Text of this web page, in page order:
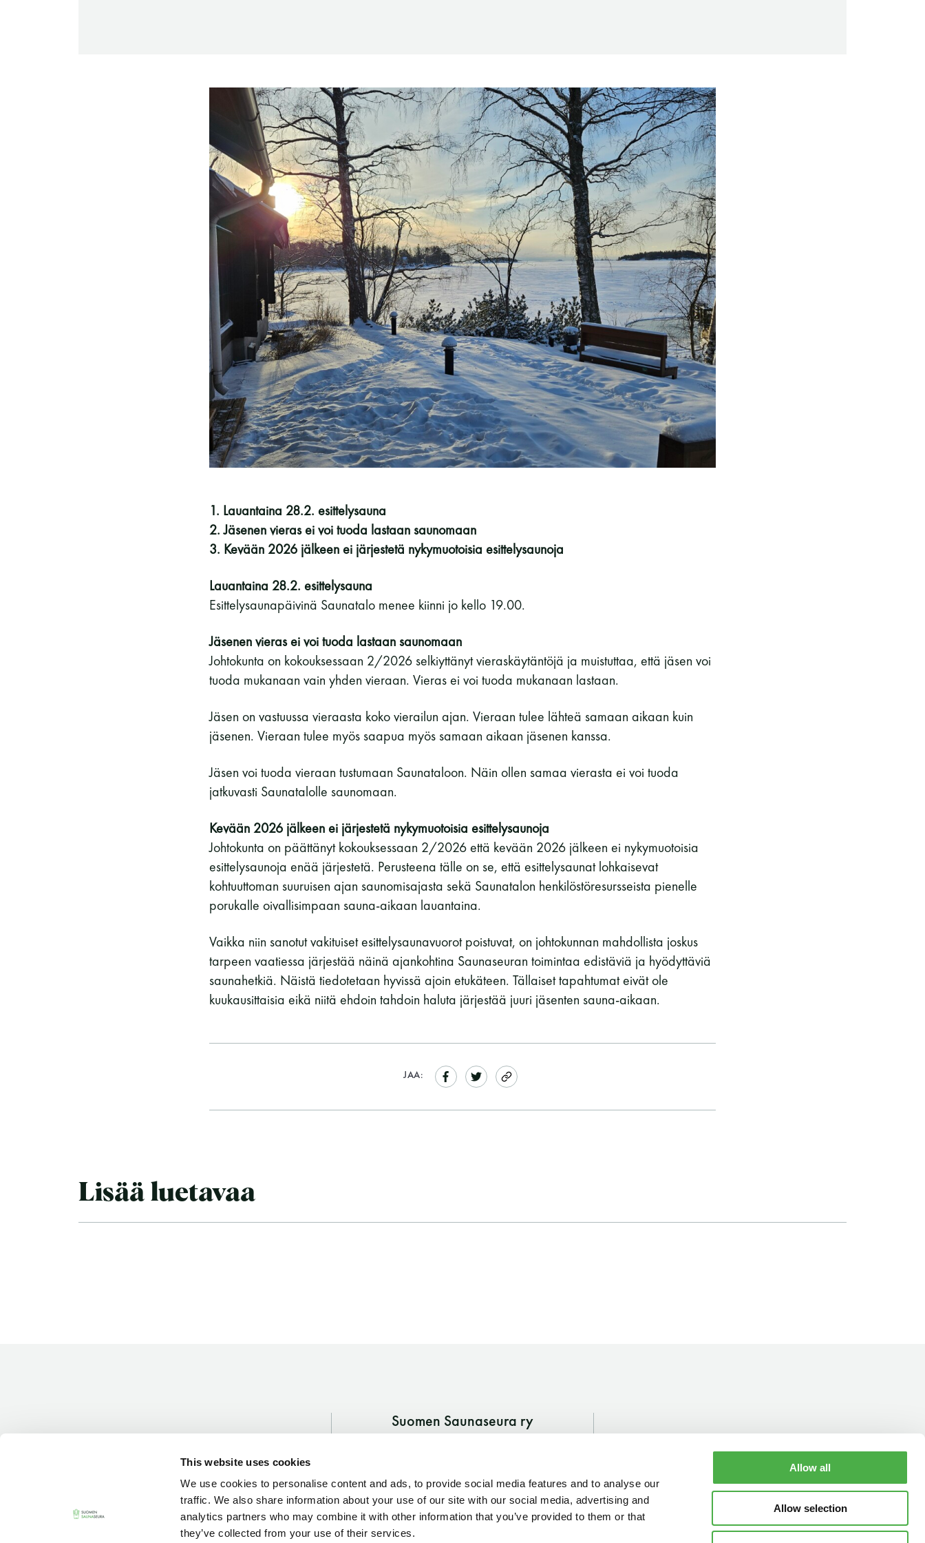
This website uses cookies
We use cookies to personalise content and ads, to provide social media features and to analyse our
traffic. We also share information about your use of our site with our social media, advertising and
analytics partners who may combine it with other information that you’ve provided to them or that
they’ve collected from your use of their services.
Allow all
Allow selection
on jaettu lauantai
Hinnasto
12 €
Vieras jäsenen seurassa
25 €
6 €
ilmainen
120€
275€ / 115€
695€ / 275€
Suomen Saunaseura ry
Vaskiniementie 10, 00200 Helsinki
Kahvio/kassa 050 372 4167
(saunojen aukioloaikana)
Y-tunnus: 0116872-9
Tietosuojaseloste
Saunaseuran tarkoitus
Suomen Saunaseura vaalii perinteisiä,
kohteliaita saunomistapoja, joiden
perustana on toisten saunarauhan
kunnioittaminen. Seura vaalii
saunakulttuuria ja pyrkii kehittämään
suomalaista saunaa ja edistämään sitä
koskevaa tutkimusta.
1. Lauantaina 28.2. esittelysauna
2. Jäsenen vieras ei voi tuoda lastaan saunomaan
3. Kevään 2026 jälkeen ei järjestetä nykymuotoisia esittelysaunoja
Lauantaina 28.2. esittelysauna
Esittelysaunapäivinä Saunatalo menee kiinni jo kello 19.00.
Jäsenen vieras ei voi tuoda lastaan saunomaan
Johtokunta on kokouksessaan 2/2026 selkiyttänyt vieraskäytäntöjä ja muistuttaa, että jäsen voi
tuoda mukanaan vain yhden vieraan. Vieras ei voi tuoda mukanaan lastaan.
Jäsen on vastuussa vieraasta koko vierailun ajan. Vieraan tulee lähteä samaan aikaan kuin
jäsenen. Vieraan tulee myös saapua myös samaan aikaan jäsenen kanssa.
Jäsen voi tuoda vieraan tustumaan Saunataloon. Näin ollen samaa vierasta ei voi tuoda
jatkuvasti Saunatalolle saunomaan.
Kevään 2026 jälkeen ei järjestetä nykymuotoisia esittelysaunoja
Johtokunta on päättänyt kokouksessaan 2/2026 että kevään 2026 jälkeen ei nykymuotoisia
esittelysaunoja enää järjestetä. Perusteena tälle on se, että esittelysaunat lohkaisevat
kohtuuttoman suuruisen ajan saunomisajasta sekä Saunatalon henkilöstöresursseista pienelle
porukalle oivallisimpaan sauna-aikaan lauantaina.
Vaikka niin sanotut vakituiset esittelysaunavuorot poistuvat, on johtokunnan mahdollista joskus
tarpeen vaatiessa järjestää näinä ajankohtina Saunaseuran toimintaa edistäviä ja hyödyttäviä
saunahetkiä. Näistä tiedotetaan hyvissä ajoin etukäteen. Tällaiset tapahtumat eivät ole
kuukausittaisia eikä niitä ehdoin tahdoin haluta järjestää juuri jäsenten sauna-aikaan.
JAA:
Lisää luetavaa
Suomen Saunaseura ry
(saunojen aukioloaikana)
Y-tunnus: 0116872-9
AUKIOLOAJAT